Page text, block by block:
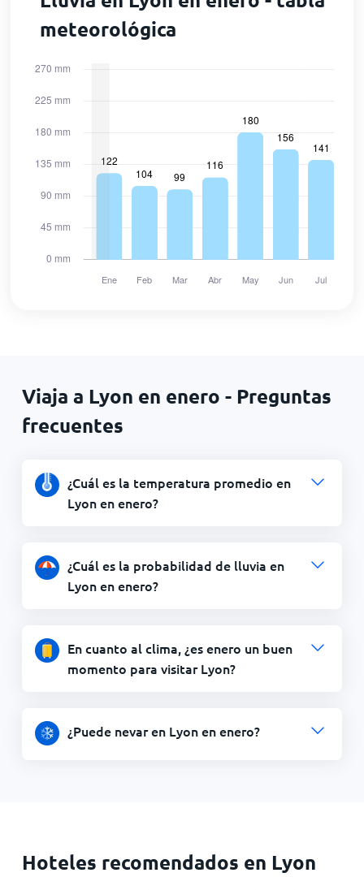
meteorológica
Viaja a Lyon en enero - Preguntas
frecuentes
¿Cuál es la temperatura promedio en
Lyon en enero?
¿Cuál es la probabilidad de lluvia en
Lyon en enero?
En cuanto al clima, ¿es enero un buen
momento para visitar Lyon?
¿Puede nevar en Lyon en enero?
Hoteles recomendados en Lyon